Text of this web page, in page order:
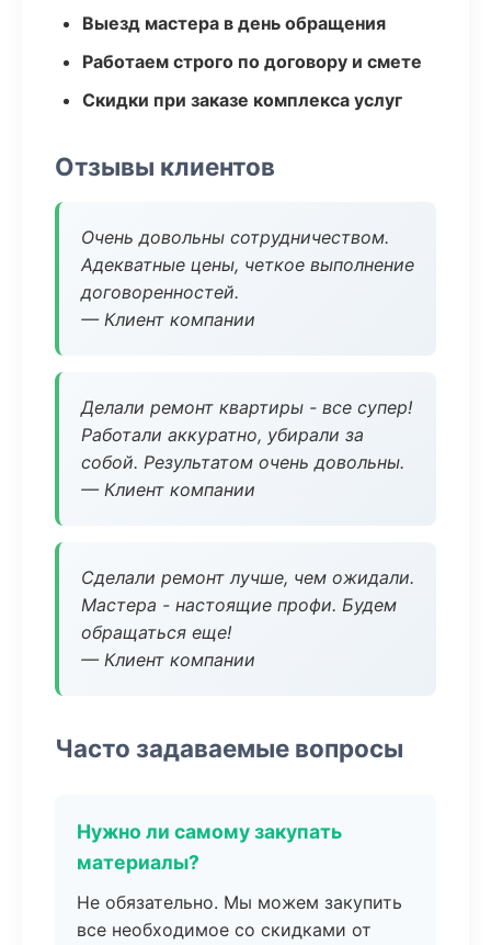
Выезд мастера в день обращения
Работаем строго по договору и смете
Скидки при заказе комплекса услуг
Отзывы клиентов
Очень довольны сотрудничеством.
Адекватные цены, четкое выполнение
договоренностей.
— Клиент компании
Делали ремонт квартиры - все супер!
Работали аккуратно, убирали за
собой. Результатом очень довольны.
— Клиент компании
Сделали ремонт лучше, чем ожидали.
Мастера - настоящие профи. Будем
обращаться еще!
— Клиент компании
Часто задаваемые вопросы
Нужно ли самому закупать
материалы?
Не обязательно. Мы можем закупить
все необходимое со скидками от